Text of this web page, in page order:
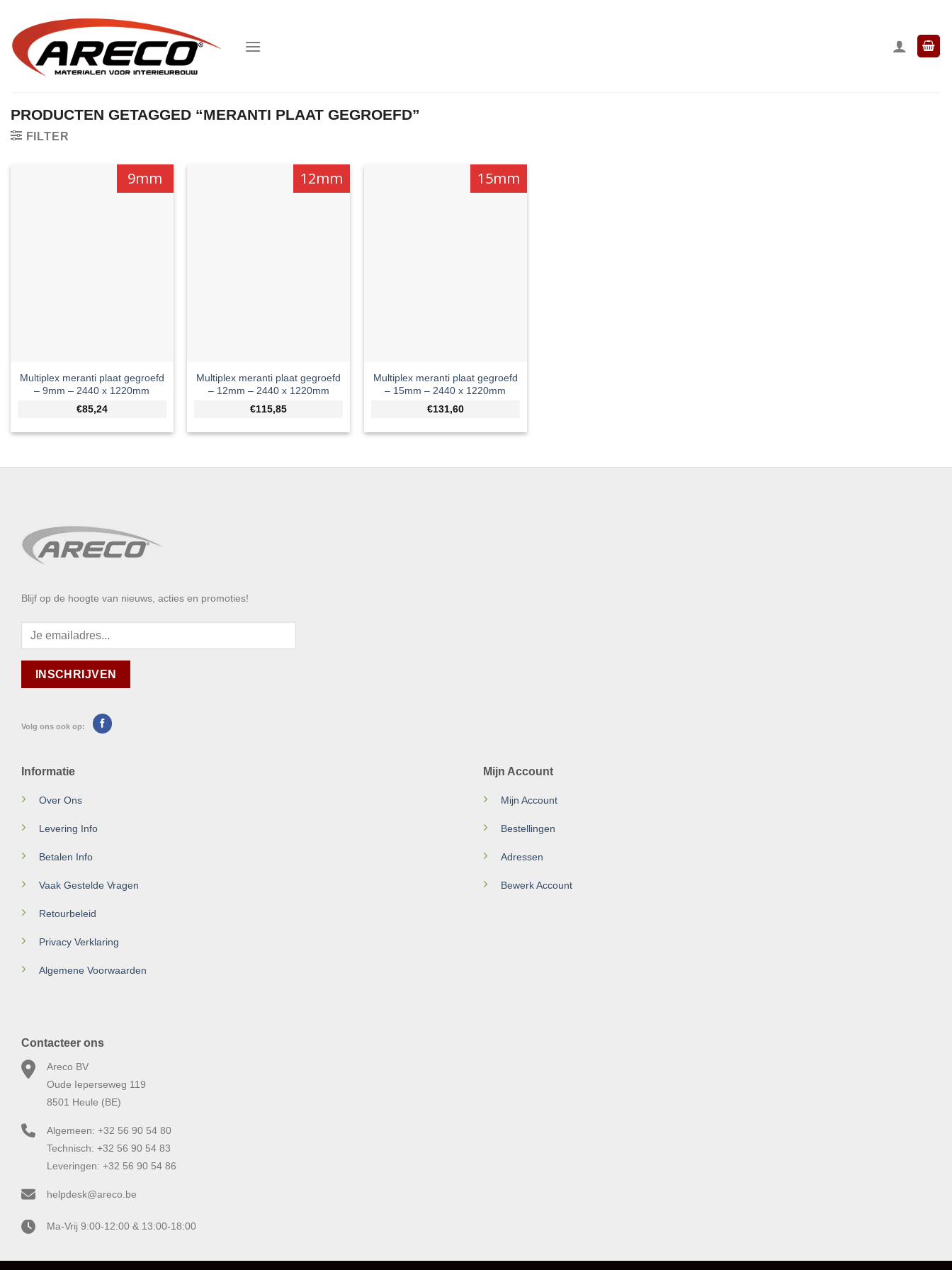
inhoud
PRODUCTEN GETAGGED “MERANTI PLAAT GEGROEFD”
FILTER
9mm
Multiplex meranti plaat gegroefd
– 9mm – 2440 x 1220mm
€85,24
12mm
Multiplex meranti plaat gegroefd
– 12mm – 2440 x 1220mm
€115,85
15mm
Multiplex meranti plaat gegroefd
– 15mm – 2440 x 1220mm
€131,60
Blijf op de hoogte van nieuws, acties en promoties!
Volg ons ook op:
Informatie
Over Ons
Levering Info
Betalen Info
Vaak Gestelde Vragen
Retourbeleid
Privacy Verklaring
Algemene Voorwaarden
Mijn Account
Mijn Account
Bestellingen
Adressen
Bewerk Account
Contacteer ons
Areco BV
Oude Ieperseweg 119
8501 Heule (BE)
Algemeen: +32 56 90 54 80
Technisch: +32 56 90 54 83
Leveringen: +32 56 90 54 86
helpdesk@areco.be
Ma-Vrij 9:00-12:00 & 13:00-18:00